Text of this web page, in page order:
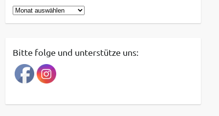
B
e
r
a
g
a
Bitte folge und unterstütze uns: